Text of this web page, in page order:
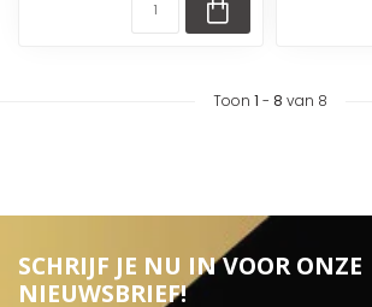
Toon 1 - 8 van 8
SCHRIJF JE NU IN VOOR ONZE
NIEUWSBRIEF!